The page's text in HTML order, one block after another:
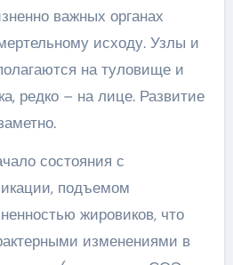
важных органах
исходу. Узлы и
на туловище и
редко – на лице. Развитие
состояния с
подъемом
жировиков, что
изменениями в